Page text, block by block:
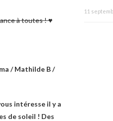
à toutes ! ♥
/ Mathilde B /
intéresse il y a
de soleil ! Des
11